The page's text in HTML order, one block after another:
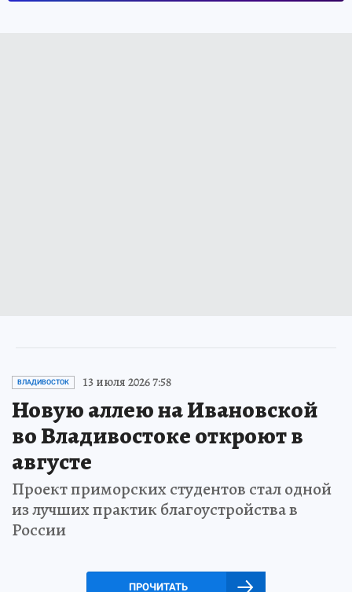
ВЛАДИВОСТОК 13 июля 2026 7:58
Новую аллею на Ивановской
во Владивостоке откроют в
августе
Проект приморских студентов стал одной
из лучших практик благоустройства в
России
ПРОЧИТАТЬ